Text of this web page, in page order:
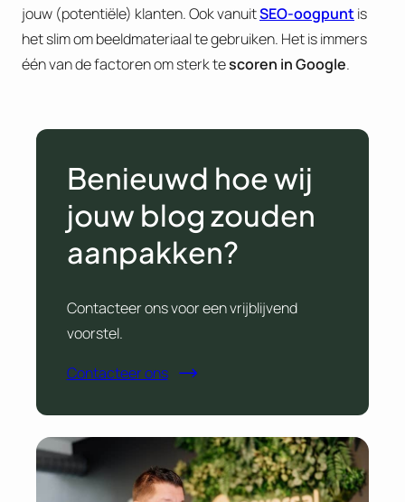
jouw (potentiële) klanten. Ook vanuitSEO-oogpunt is
het slim om beeldmateriaal te gebruiken. Het is immers
één van de factoren om sterk tescoren in Google.
Benieuwd hoe wij
jouw blog zouden
aanpakken?
Contacteer ons voor een vrijblijvend
voorstel.
Contacteer ons